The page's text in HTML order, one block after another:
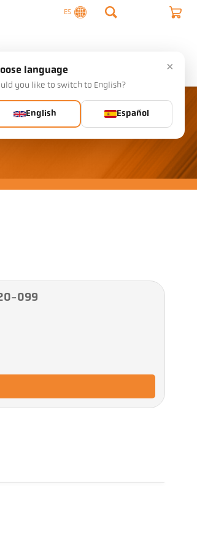
ES
Contactos
099
×
language
you like to switch to English?
English Español